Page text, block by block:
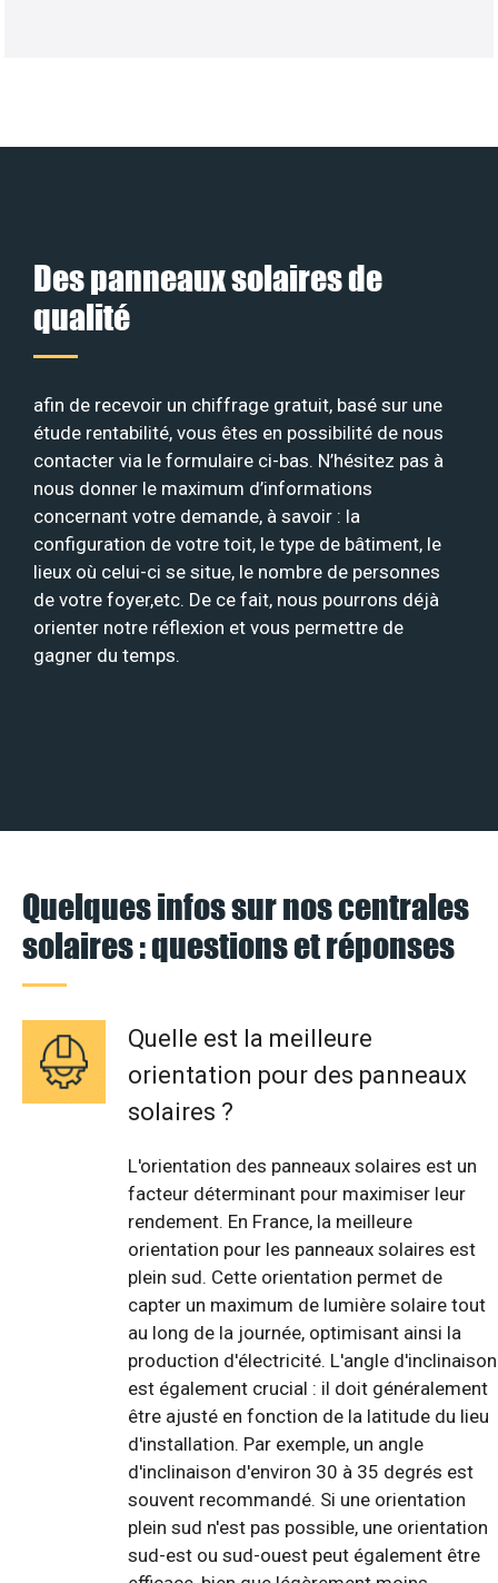
Des panneaux solaires de
qualité
afin de recevoir un chiffrage gratuit, basé sur une
étude rentabilité, vous êtes en possibilité de nous
contacter via le formulaire ci-bas. N’hésitez pas à
nous donner le maximum d’informations
concernant votre demande, à savoir : la
configuration de votre toit, le type de bâtiment, le
lieux où celui-ci se situe, le nombre de personnes
de votre foyer,etc. De ce fait, nous pourrons déjà
orienter notre réflexion et vous permettre de
gagner du temps.
Quelques infos sur nos centrales
solaires : questions et réponses
Quelle est la meilleure
orientation pour des panneaux
solaires ?
L'orientation des panneaux solaires est un
facteur déterminant pour maximiser leur
rendement. En France, la meilleure
orientation pour les panneaux solaires est
plein sud. Cette orientation permet de
capter un maximum de lumière solaire tout
au long de la journée, optimisant ainsi la
production d'électricité. L'angle d'inclinaison
est également crucial : il doit généralement
être ajusté en fonction de la latitude du lieu
d'installation. Par exemple, un angle
d'inclinaison d'environ 30 à 35 degrés est
souvent recommandé. Si une orientation
plein sud n'est pas possible, une orientation
sud-est ou sud-ouest peut également être